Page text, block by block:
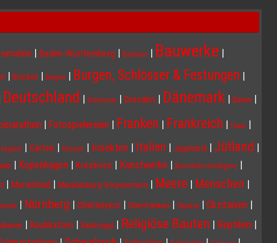
| Baden-Württemberg | Bauhaus | Bauwerke |
| Brücken | Burgen | Burgen, Schlösser & Festungen |
Deutschland | Drachenei | Dresden | Dänemark | Dünen |
| Fotospielereien | Franken | Frankreich | Friaul |
| Gärten | Hessen | Insekten | Italien | Jugendstil | Jütland |
| Kopenhagen | Kreatives | Kunstwerke | Künstliche Intelliganz |
| Marienbad | Mecklenburg-Vorpommern | Meere | Menschen |
| Nürnberg | Oberbayern | Oberfranken | Objekte | Okzitanien |
| Raubkatzen | Raubvögel | Religiöse Bauten | Reptilien |